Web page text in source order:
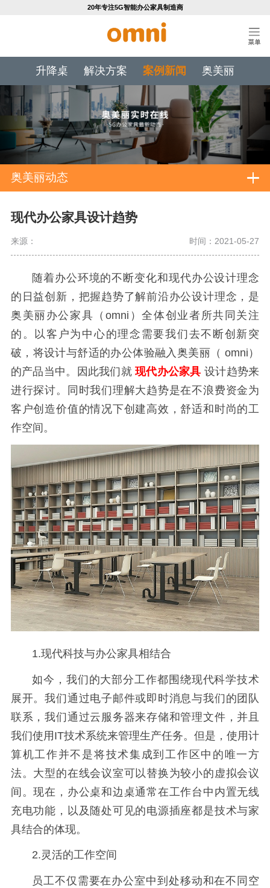
20年专注5G智能办公家具制造商
升降桌 解决方案 案例新闻 奥美丽
奥美丽动态
现代办公家具设计趋势
来源： 时间：2021-05-27
随着办公环境的不断变化和现代办公设计理念
的日益创新，把握趋势了解前沿办公设计理念，是
奥美丽办公家具（omni）全体创业者所共同关注
的。以客户为中心的理念需要我们去不断创新突
破，将设计与舒适的办公体验融入奥美丽（ omni）
的产品当中。因此我们就现代办公家具 设计趋势来
进行探讨。同时我们理解大趋势是在不浪费资金为
客户创造价值的情况下创建高效，舒适和时尚的工
作空间。
1.现代科技与办公家具相结合
如今，我们的大部分工作都围绕现代科学技术
展开。我们通过电子邮件或即时消息与我们的团队
联系，我们通过云服务器来存储和管理文件，并且
我们使用IT技术系统来管理生产任务。但是，使用计
算机工作并不是将技术集成到工作区中的唯一方
法。大型的在线会议室可以替换为较小的虚拟会议
间。现在，办公桌和边桌通常在工作台中内置无线
充电功能，以及随处可见的电源插座都是技术与家
具结合的体现。
2.灵活的工作空间
员工不仅需要在办公室中到处移动和在不同空